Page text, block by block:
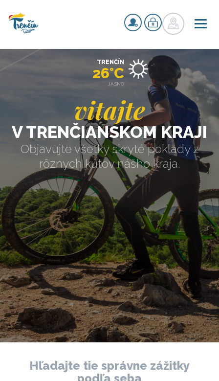
vitajte
V TRENČIANSKOM KRAJI
Objavujte všetky skryté poklady z
rôznych kútov nášho kraja.
TRENČÍN
26°C
JASNO
Hľadajte tie správne zážitky